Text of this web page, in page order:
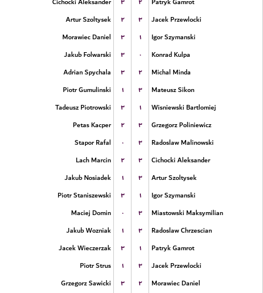
Artur Szoltysek
۲ ۳
Jacek Przewlocki
Morawiec Daniel
۳ ۱
Igor Szymanski
Jakub Folwarski
۳ ۰
Konrad Kulpa
Adrian Spychala
۳ ۲
Michal Minda
Piotr Gumulinski
۱ ۳
Mateusz Sikon
Tadeusz Piotrowski
۳ ۱
Wisniewski Bartlomiej
Petas Kacper
۲ ۳
Grzegorz Poliniewicz
Stapor Rafal
۰ ۳
Radoslaw Malinowski
Lach Marcin
۲ ۳
Cichocki Aleksander
Jakub Nosiadek
۱ ۳
Artur Szoltysek
Piotr Staniszewski
۳ ۱
Igor Szymanski
Maciej Domin
۰ ۳
Miastowski Maksymilian
Jakub Wozniak
۱ ۳
Radoslaw Chrzescian
Jacek Wieczerzak
۳ ۱
Patryk Gamrot
Piotr Strus
۱ ۳
Jacek Przewlocki
Grzegorz Sawicki
۳ ۲
Morawiec Daniel